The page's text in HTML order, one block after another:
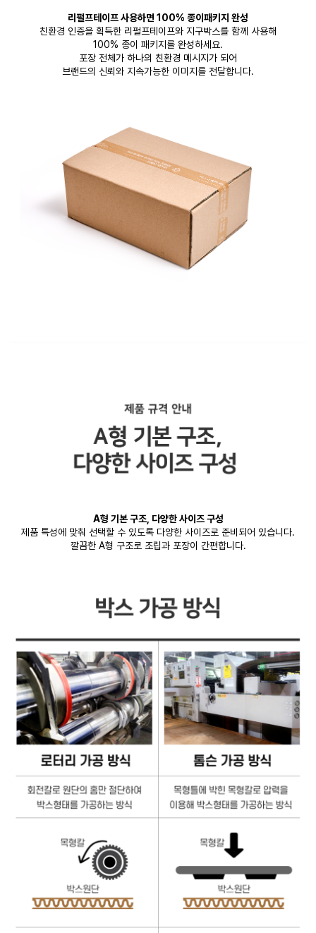
리펄프테이프 사용하면 100% 종이패키지 완성
친환경 인증을 획득한 리펄프테이프와 지구박스를 함께 사용해
100% 종이 패키지를 완성하세요.
포장 전체가 하나의 친환경 메시지가 되어
브랜드의 신뢰와 지속가능한 이미지를 전달합니다.
A형 기본 구조, 다양한 사이즈 구성
제품 특성에 맞춰 선택할 수 있도록 다양한 사이즈로 준비되어 있습니다.
깔끔한 A형 구조로 조립과 포장이 간편합니다.